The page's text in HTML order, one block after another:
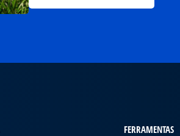
FERRAMENTAS